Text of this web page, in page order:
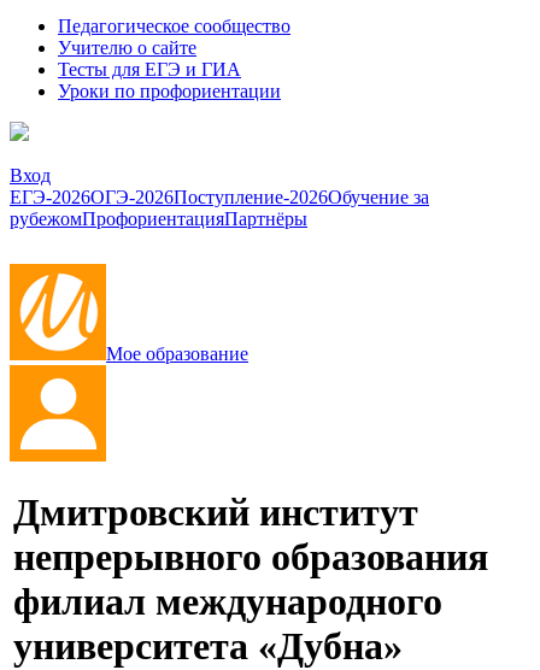
Педагогическое сообщество
Учителю о сайте
Тесты для ЕГЭ и ГИА
Уроки по профориентации
Вход
ЕГЭ-2026ОГЭ-2026Поступление-2026Обучение за
рубежомПрофориентацияПартнёры
Мое образование
Дмитровский институт
непрерывного образования
филиал международного
университета «Дубна»